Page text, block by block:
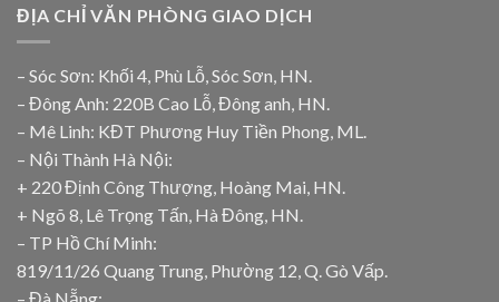
ĐỊA CHỈ VĂN PHÒNG GIAO DỊCH
– Sóc Sơn: Khối 4, Phù Lỗ, Sóc Sơn, HN.
– Đông Anh: 220B Cao Lỗ, Đông anh, HN.
– Mê Linh: KĐT Phương Huy Tiền Phong, ML.
– Nội Thành Hà Nội:
+ 220 Định Công Thượng, Hoàng Mai, HN.
+ Ngõ 8, Lê Trọng Tấn, Hà Đông, HN.
– TP Hồ Chí Minh:
819/11/26 Quang Trung, Phường 12, Q. Gò Vấp.